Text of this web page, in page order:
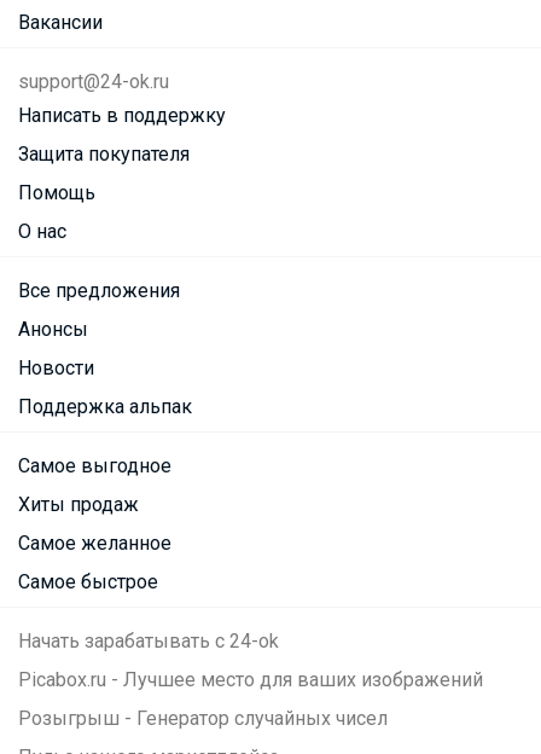
Вакансии
support@24-ok.ru
Написать в поддержку
Защита покупателя
Помощь
О нас
Все предложения
Анонсы
Новости
Поддержка альпак
Самое выгодное
Хиты продаж
Самое желанное
Самое быстрое
Начать зарабатывать с 24-ok
Picabox.ru - Лучшее место для ваших изображений
Розыгрыш - Генератор случайных чисел